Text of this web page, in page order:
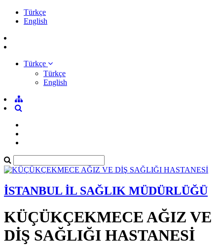
Türkçe
English
Türkçe
Türkçe
English
İSTANBUL İL SAĞLIK MÜDÜRLÜĞÜ
KÜÇÜKÇEKMECE AĞIZ VE
DİŞ SAĞLIĞI HASTANESİ